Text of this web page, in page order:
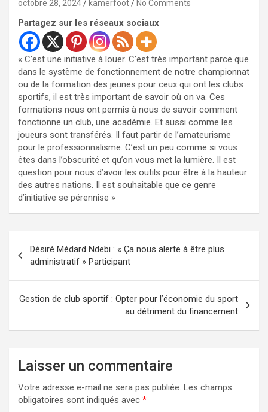
octobre 28, 2024 kamerfoot No Comments
Partagez sur les réseaux sociaux
« C’est une initiative à louer. C’est très important parce que
dans le système de fonctionnement de notre championnat
ou de la formation des jeunes pour ceux qui ont les clubs
sportifs, il est très important de savoir où on va. Ces
formations nous ont permis à nous de savoir comment
fonctionne un club, une académie. Et aussi comme les
joueurs sont transférés. Il faut partir de l’amateurisme
pour le professionnalisme. C’est un peu comme si vous
êtes dans l’obscurité et qu’on vous met la lumière. Il est
question pour nous d’avoir les outils pour être à la hauteur
des autres nations. Il est souhaitable que ce genre
d’initiative se pérennise »
de
l’article
Désiré Médard Ndebi : « Ça nous alerte à être plus
administratif » Participant
Gestion de club sportif : Opter pour l’économie du sport
au détriment du financement
Laisser un commentaire
Votre adresse e-mail ne sera pas publiée. Les champs
obligatoires sont indiqués avec *